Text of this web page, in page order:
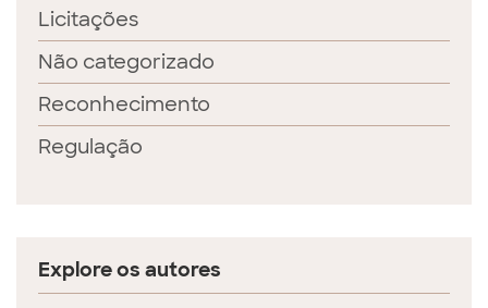
Licitações
Não categorizado
Reconhecimento
Regulação
Explore os autores